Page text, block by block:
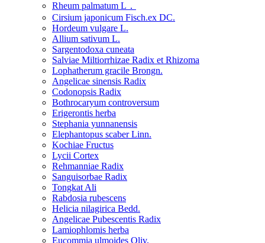
Rheum palmatum L．
Cirsium japonicum Fisch.ex DC.
Hordeum vulgare L.
Allium sativum L.
Sargentodoxa cuneata
Salviae Miltiorrhizae Radix et Rhizoma
Lophatherum gracile Brongn.
Angelicae sinensis Radix
Codonopsis Radix
Bothrocaryum controversum
Erigerontis herba
Stephania yunnanensis
Elephantopus scaber Linn.
Kochiae Fructus
Lycii Cortex
Rehmanniae Radix
Sanguisorbae Radix
Tongkat Ali
Rabdosia rubescens
Helicia nilagirica Bedd.
Angelicae Pubescentis Radix
Lamiophlomis herba
Eucommia ulmoides Oliv.